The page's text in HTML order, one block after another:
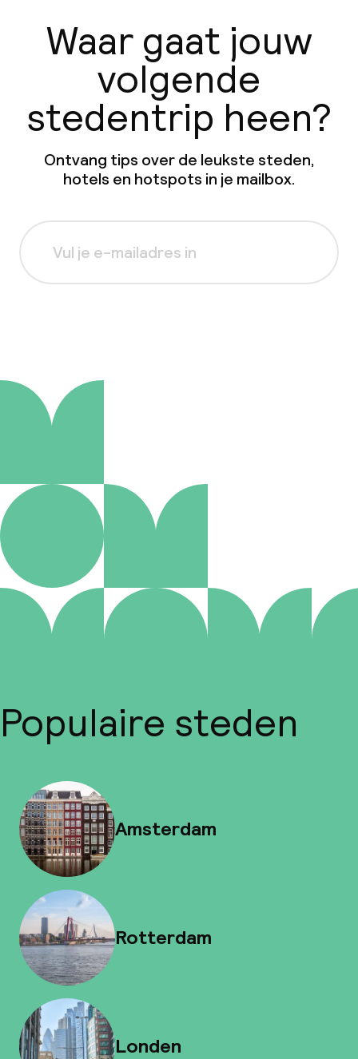
Waar gaat jouw
volgende
stedentrip heen?
Ontvang tips over de leukste steden,
hotels en hotspots in je mailbox.
Populaire steden
Amsterdam
Rotterdam
Londen